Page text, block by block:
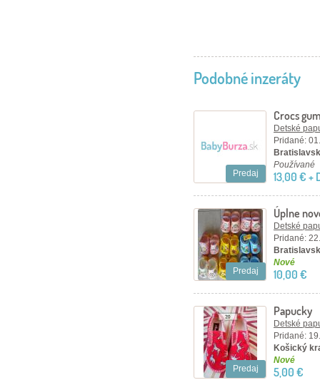
Podobné inzeráty
Predaj
Crocs
Detské
Pridané:
Používané
13,00 € +
Predaj
Úplne
Detské
Pridané:
Nové
10,00 €
Predaj
Papucky
Detské
Pridané:
Košický
Nové
5,00 €